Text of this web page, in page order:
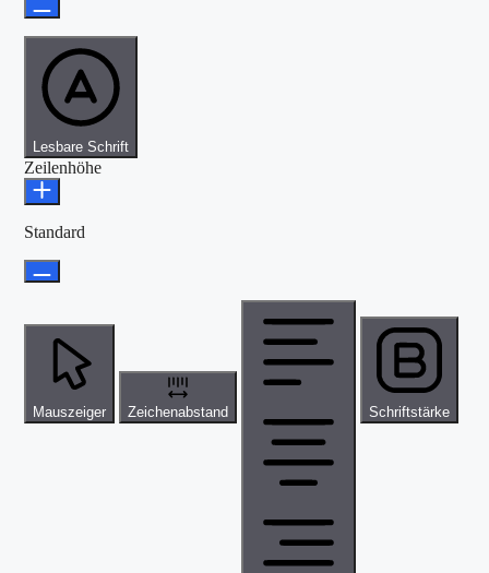
Lesbare Schrift
Zeilenhöhe
Standard
Mauszeiger Zeichenabstand Schriftstärke